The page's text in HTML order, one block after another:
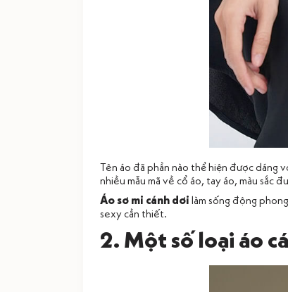
Tên áo đã phần nào thể hiện được dáng
nhiều mẫu mã về cổ áo, tay áo, màu sắc
Áo sơ mi cánh dơi làm sống động
sexy cần thiết.
2. Một số loại áo